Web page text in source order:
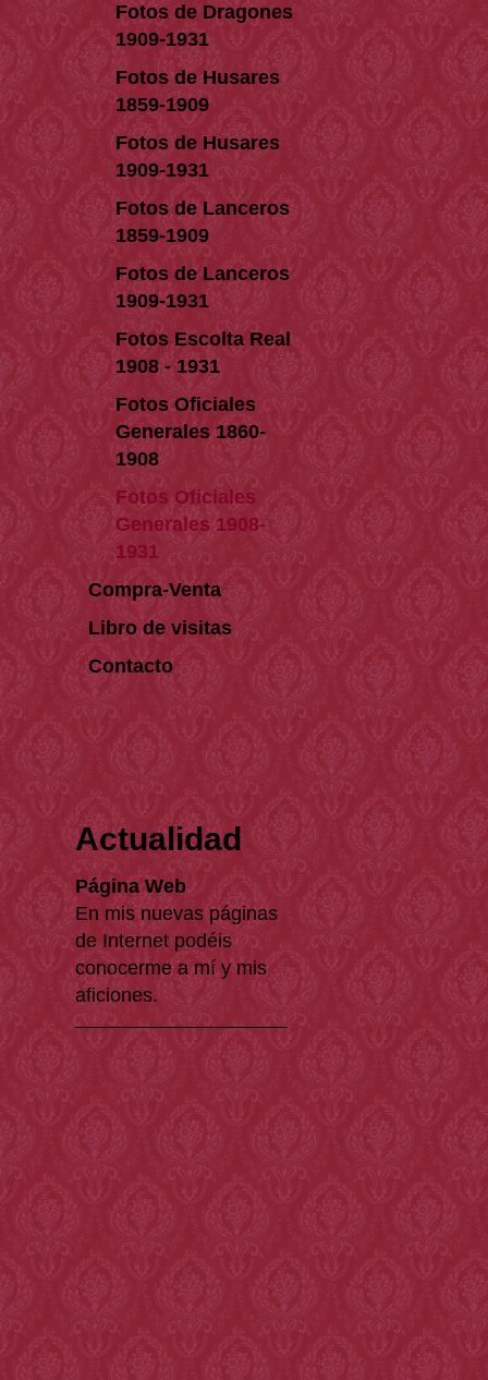
Fotos de Dragones
1909-1931
Fotos de Husares
1859-1909
Fotos de Husares
1909-1931
Fotos de Lanceros
1859-1909
Fotos de Lanceros
1909-1931
Fotos Escolta Real
1908 - 1931
Fotos Oficiales
Generales 1860-
1908
Fotos Oficiales
Generales 1908-
1931
Compra-Venta
Libro de visitas
Contacto
Actualidad
Página Web
En mis nuevas páginas
de Internet podéis
conocerme a mí y mis
aficiones.